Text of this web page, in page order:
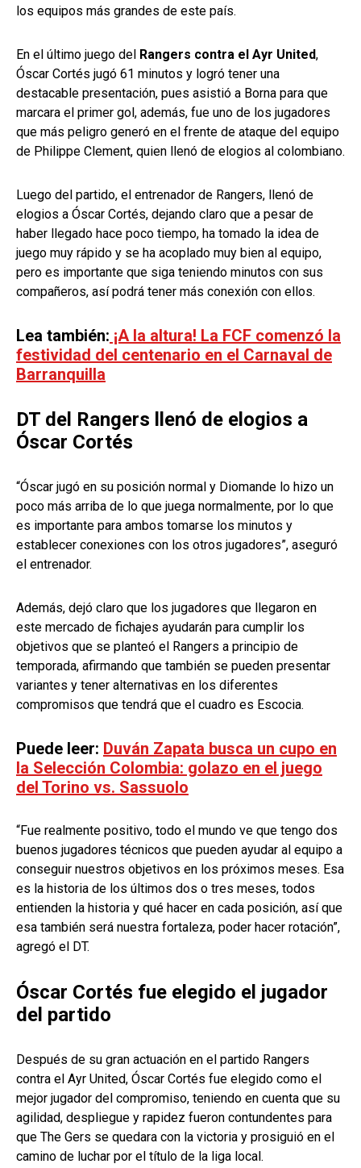
los equipos más grandes de este país.
En el último juego del Rangers contra el Ayr United,
Óscar Cortés jugó 61 minutos y logró tener una
destacable presentación, pues asistió a Borna para que
marcara el primer gol, además, fue uno de los jugadores
que más peligro generó en el frente de ataque del equipo
de Philippe Clement, quien llenó de elogios al colombiano.
Luego del partido, el entrenador de Rangers, llenó de
elogios a Óscar Cortés, dejando claro que a pesar de
haber llegado hace poco tiempo, ha tomado la idea de
juego muy rápido y se ha acoplado muy bien al equipo,
pero es importante que siga teniendo minutos con sus
compañeros, así podrá tener más conexión con ellos.
Lea también: ¡A la altura! La FCF comenzó la
festividad del centenario en el Carnaval de
Barranquilla
DT del Rangers llenó de elogios a
Óscar Cortés
“Óscar jugó en su posición normal y Diomande lo hizo un
poco más arriba de lo que juega normalmente, por lo que
es importante para ambos tomarse los minutos y
establecer conexiones con los otros jugadores”, aseguró
el entrenador.
Además, dejó claro que los jugadores que llegaron en
este mercado de fichajes ayudarán para cumplir los
objetivos que se planteó el Rangers a principio de
temporada, afirmando que también se pueden presentar
variantes y tener alternativas en los diferentes
compromisos que tendrá que el cuadro es Escocia.
Puede leer: Duván Zapata busca un cupo en
la Selección Colombia: golazo en el juego
del Torino vs. Sassuolo
“Fue realmente positivo, todo el mundo ve que tengo dos
buenos jugadores técnicos que pueden ayudar al equipo a
conseguir nuestros objetivos en los próximos meses. Esa
es la historia de los últimos dos o tres meses, todos
entienden la historia y qué hacer en cada posición, así que
esa también será nuestra fortaleza, poder hacer rotación”,
agregó el DT.
Óscar Cortés fue elegido el jugador
del partido
Después de su gran actuación en el partido Rangers
contra el Ayr United, Óscar Cortés fue elegido como el
mejor jugador del compromiso, teniendo en cuenta que su
agilidad, despliegue y rapidez fueron contundentes para
que The Gers se quedara con la victoria y prosiguió en el
camino de luchar por el título de la liga local.